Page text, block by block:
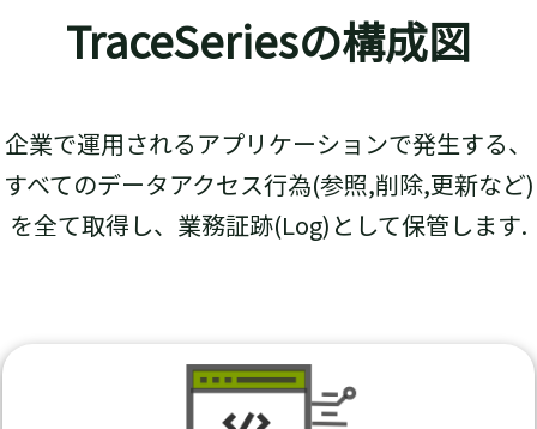
TraceSeriesの構成図
企業で運用されるアプリケーションで発生する、
すべてのデータアクセス行為(参照,削除,更新など)
を全て取得し、業務証跡(Log)として保管します.